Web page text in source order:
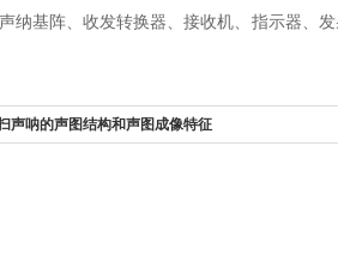
基阵、收发转换器、接收机、指示器、发
声呐的声图结构和声图成像特征